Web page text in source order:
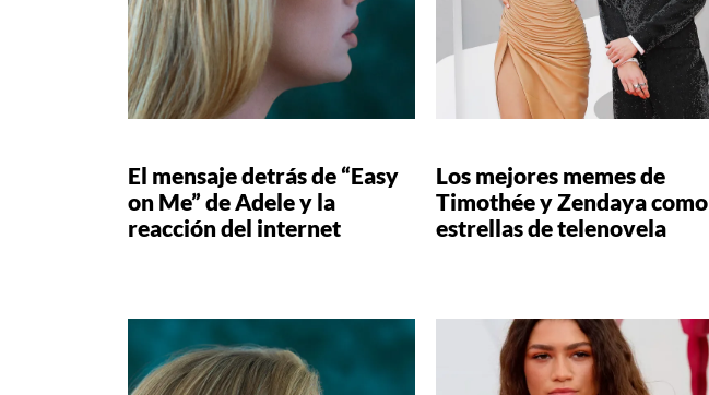
El mensaje detrás de “Easy
on Me” de Adele y la
reacción del internet
Los mejores memes de
Timothée y Zendaya como
estrellas de telenovela